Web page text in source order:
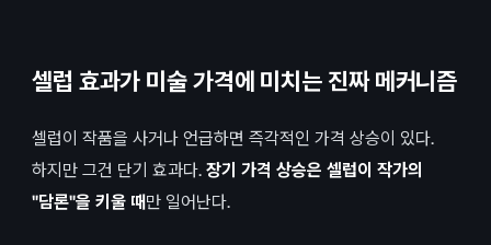
셀럽 효과가 미술 가격에 미치는 진짜 메커니즘
셀럽이 작품을 사거나 언급하면 즉각적인 가격 상승이 있다.
하지만 그건 단기 효과다.장기 가격 상승은 셀럽이 작가의
"담론"을 키울 때만 일어난다.